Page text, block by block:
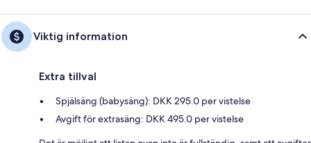
Viktig information
Extra tillval
Spjälsäng (babysäng): DKK 295.0 per vistelse
Avgift för extrasäng: DKK 495.0 per vistelse